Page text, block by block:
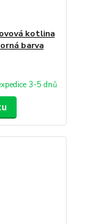
kotlina
barva
3-5 dnů